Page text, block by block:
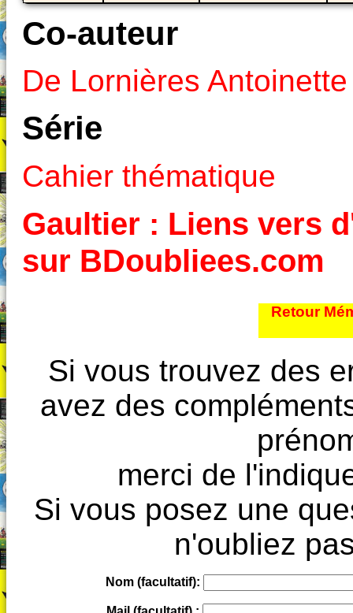
Co-auteur
De Lornières Antoinette
Série
Cahier thématique
Gaultier : Liens vers
sur BDoubliees.com
Retour
Si vous trouvez des
avez des
merci de
Si vous posez une
n'oubliez
Nom (facultatif):